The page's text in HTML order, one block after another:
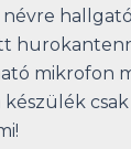
névre
mikrofon